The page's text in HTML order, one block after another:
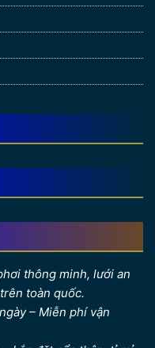
thông minh, lưới an
toàn quốc.
– Miễn phí vận